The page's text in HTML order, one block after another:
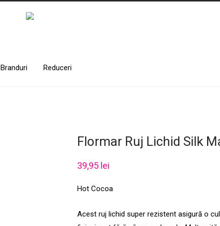
Branduri Reduceri
Flormar Ruj Lichid Silk
39,95 lei
Hot Cocoa
Acest ruj lichid super rezistent asigură o